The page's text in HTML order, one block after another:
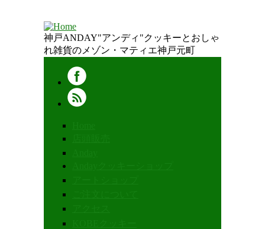
神戸ANDAY"アンディ"クッキーとおしゃ
れ雑貨のメゾン・マティエ神戸元町